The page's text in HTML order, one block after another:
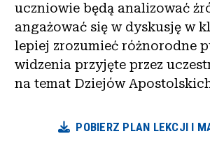
uczniowie będą analizować
angażować się w dyskusję w
lepiej zrozumieć różnorodne
widzenia przyjęte przez
na temat Dziejów
POBIERZ PLAN LEKCJI I